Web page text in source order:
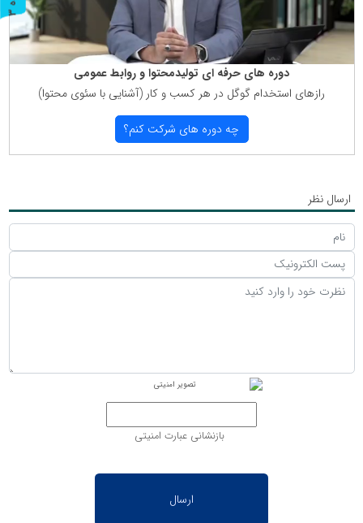
دوره های حرفه ای تولیدمحتوا و روابط عمومی
رازهای استخدام گوگل در هر كسب و كار (آشنایی با سئوی محتوا)
چه دوره های شركت كنم؟
ارسال نظر
بازنشانی عبارت امنیتی
ر
و
ن
د
ه